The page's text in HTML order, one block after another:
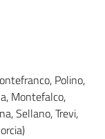
Polino,
Montefalco,
Sellano, Trevi,